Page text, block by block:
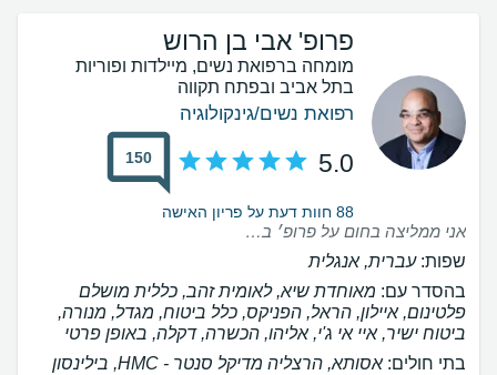
פרופ' אבי בן הרוש
מומחה ברפואת נשים, מיילדות ופוריות
בתל אביב ובפתח תקווה
רפואת נשים/גינקולוגיה
5.0
150
88 חוות דעת על פריון האישה
אני ממליצה בחום על פרופ׳ בן הרוש. לאורך כל התהליך הרגשתי שיש לי ליווי אישי ומקצועי. קיבלתי תמיד הסברים ברורים וזמינות אמיתית לכל שאלה שהיתה לי. והכי חשוב שבזכותו נכנסתי להריון וילדתי בת מהממת אחרי שנים שלא הצלחנו 🙏
שפות:עברית, אנגלית
בהסדר עם: מאוחדת שיא, לאומית זהב, כללית מושלם
פלטינום, איילון, הראל, הפניקס, כלל ביטוח, מגדל, מנורה,
ביטוח ישיר, איי אי ג'י, אליהו, הכשרה, דקלה, באופן פרטי
בתי חולים:אסותא, הרצליה מדיקל סנטר - HMC, בילינסון